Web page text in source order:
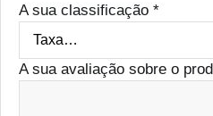
A sua classificação *
A sua avaliação sobre o